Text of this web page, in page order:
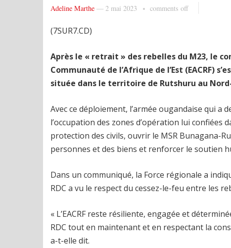
Adeline Marthe — 2 mai 2023 comments off
(7SUR7.CD)
Après le « retrait » des rebelles du M23, le
Communauté de l’Afrique de l’Est (EACRF)
située dans le territoire de Rutshuru au
Avec ce déploiement, l’armée ougandaise qui a
l’occupation des zones d’opération lui confiées
protection des civils, ouvrir le MSR Bunagana-
personnes et des biens et renforcer le soutien
Dans un communiqué, la Force régionale a
RDC a vu le respect du cessez-le-feu entre les
« L’EACRF reste résiliente, engagée et
RDC tout en maintenant et en respectant la
a-t-elle dit.